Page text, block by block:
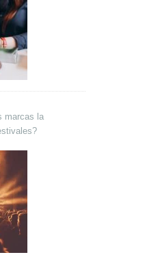
marcas la